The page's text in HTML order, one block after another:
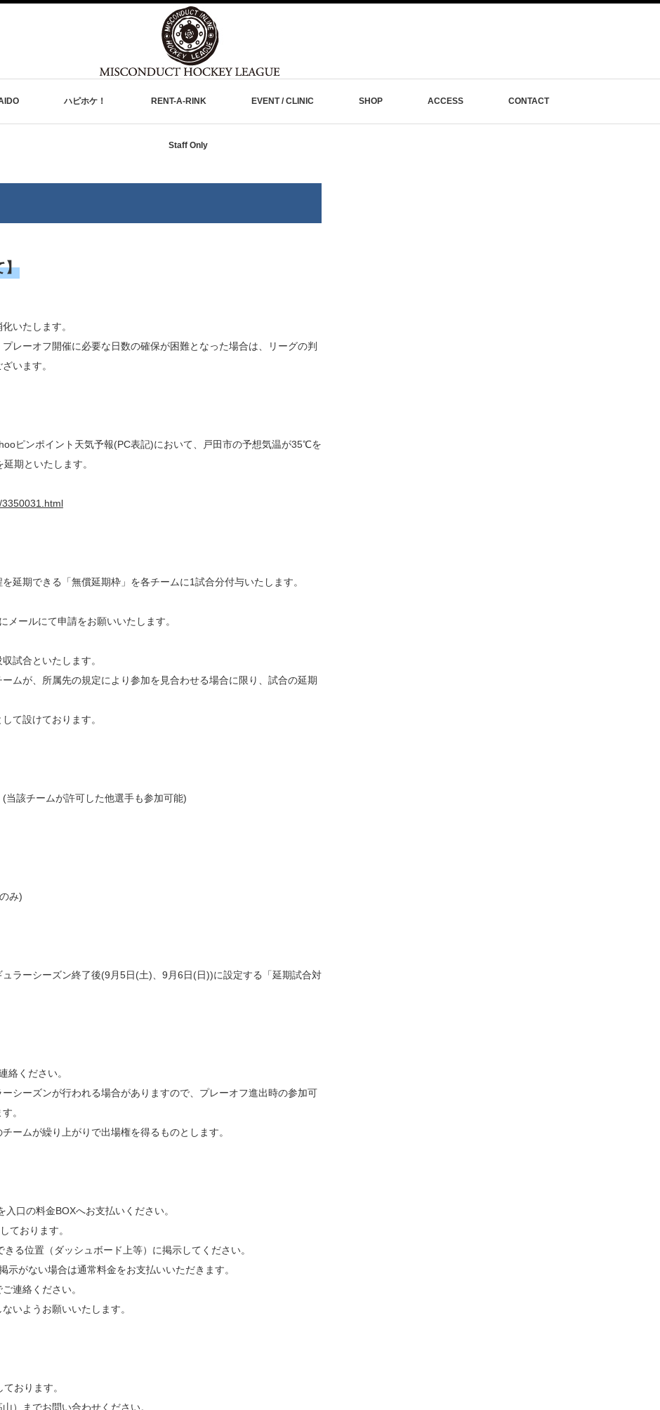
ハピホケ！ RENT-A-RINK EVENT / CLINIC SHOP ACCESS CONTACT
Staff Only
】
いたします。
レーオフ開催に必要な日数の確保が困難となった場合は、リーグの判
います。
ピンポイント天気予報(PC表記)において、戸田市の予想気温が35℃を
期といたします。
延期できる「無償延期枠」を各チームに1試合分付与いたします。
メールにて申請をお願いいたします。
試合といたします。
ムが、所属先の規定により参加を見合わせる場合に限り、試合の延期
て設けております。
該チームが許可した他選手も参加可能)
み)
ラーシーズン終了後(9月5日(土)、9月6日(日))に設定する「延期試合対
絡ください。
シーズンが行われる場合がありますので、プレーオフ進出時の参加可
。
ームが繰り上がりで出場権を得るものとします。
口の料金BOXへお支払いください。
ております。
る位置（ダッシュボード上等）に掲示してください。
がない場合は通常料金をお支払いいただきます。
連絡ください。
いようお願いいたします。
おります。
）までお問い合わせください。